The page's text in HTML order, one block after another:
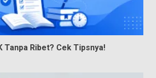
Tanpa Ribet? Cek Tipsnya!